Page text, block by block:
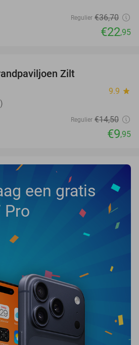
Regulier €36,70
€22,95
Zilt
9.9 star
Regulier €14,50
€9,95
een gratis
Pro